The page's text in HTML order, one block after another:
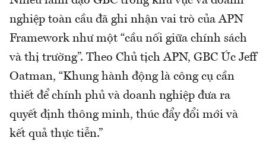
nghiệp toàn cầu đã ghi nhận vai trò của APN
Framework như một “cầu nối giữa chính sách
và thị trường”. Theo Chủ tịch APN, GBC Úc Jeff
Oatman, “Khung hành động là công cụ cần
thiết để chính phủ và doanh nghiệp đưa ra
quyết định thông minh, thúc đẩy đổi mới và
kết quả thực tiễn.”